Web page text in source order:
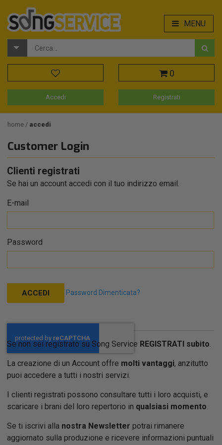
MENU
0
Accedi Registrati
home accedi
Customer Login
Clienti registrati
Se hai un account accedi con il tuo indirizzo email.
E-mail
Password
ACCEDI Password Dimenticata?
Se non sei registrato su Song Service REGISTRATI subito.
La creazione di un Account offre molti vantaggi, anzitutto
puoi accedere a tutti i nostri servizi.
I clienti registrati possono consultare tutti i loro acquisti, e
scaricare i brani del loro repertorio in qualsiasi momento.
Se ti iscrivi alla nostra Newsletter potrai rimanere
aggiornato sulla produzione e ricevere informazioni puntuali